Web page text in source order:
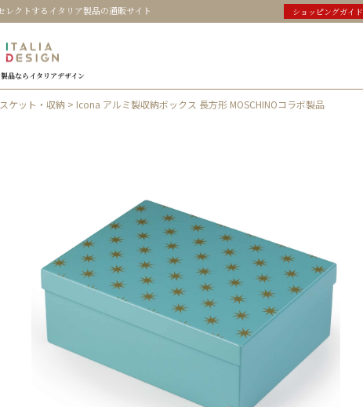
レクトするイタリア製品の通販サイト ショッピングガイド
品ならイタリアデザイン
ケット・収納 > Icona アルミ製収納ボックス 長方形 MOSCHINOコラボ製品